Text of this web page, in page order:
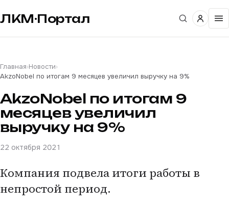
ЛКМ·Портал
Главная›Новости›
AkzoNobel по итогам 9 месяцев увеличил выручку на 9%
AkzoNobel по итогам 9
месяцев увеличил
выручку на 9%
22 октября 2021
Компания подвела итоги работы в
непростой период.